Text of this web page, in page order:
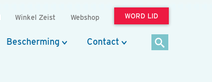
Winkel Zeist Webshop WORD LID
Bescherming Contact